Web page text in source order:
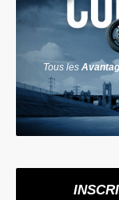
Tous les